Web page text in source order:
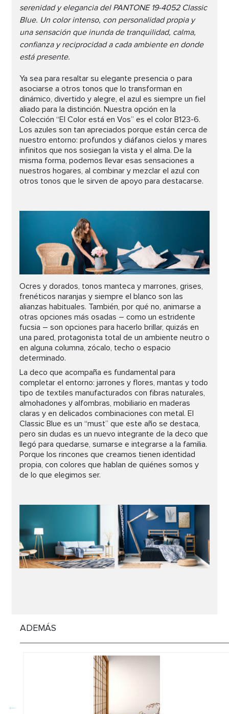
serenidad y elegancia del PANTONE 19-4052 Classic
Blue. Un color intenso, con personalidad propia y
una sensación que inunda de tranquilidad, calma,
confianza y reciprocidad a cada ambiente en donde
está presente.
Ya sea para resaltar su elegante presencia o para
asociarse a otros tonos que lo transforman en
dinámico, divertido y alegre, el azul es siempre un fiel
aliado para la distinción. Nuestra opción en la
Colección “El Color está en Vos” es el color B123-6.
Los azules son tan apreciados porque están cerca de
nuestro entorno: profundos y diáfanos cielos y mares
infinitos que nos sosiegan la vista y el alma. De la
misma forma, podemos llevar esas sensaciones a
nuestros hogares, al combinar y mezclar el azul con
otros tonos que le sirven de apoyo para destacarse.
Ocres y dorados, tonos manteca y marrones, grises,
frenéticos naranjas y siempre el blanco son las
alianzas habituales. También, por qué no, animarse a
otras opciones más osadas – como un estridente
fucsia – son opciones para hacerlo brillar, quizás en
una pared, protagonista total de un ambiente neutro o
en alguna columna, zócalo, techo o espacio
determinado.
La deco que acompaña es fundamental para
completar el entorno: jarrones y flores, mantas y todo
tipo de textiles manufacturados con fibras naturales,
almohadones y alfombras, mobiliario en maderas
claras y en delicados combinaciones con metal. El
Classic Blue es un “must” que este año se destaca,
pero sin dudas es un nuevo integrante de la deco que
llegó para quedarse, sumarse e integrarse a la familia.
Porque los rincones que creamos tienen identidad
propia, con colores que hablan de quiénes somos y
de lo que elegimos ser.
ADEMÁS